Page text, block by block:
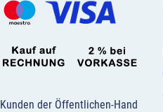
Kunden der Öffentlichen-Hand